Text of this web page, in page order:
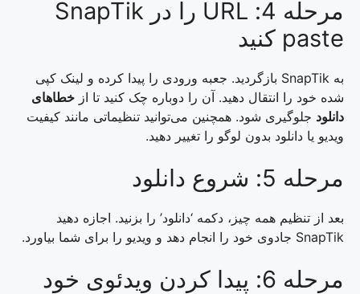
مرحله 4: URL را در SnapTik
paste کنید
به SnapTik بازگردید. جعبه ورودی را پیدا کرده و لینک کپی
شده خود را انتقال دهید. آن را دوباره چک کنید تا از خطاهای
دانلود جلوگیری شود. همچنین می‌توانید تنظیماتی مانند کیفیت
ویدیو یا دانلود بدون لوگو را تغییر دهید.
مرحله 5: شروع دانلود
بعد از تنظیم همه چیز، دکمه ‘دانلود’ را بزنید. اجازه دهید
SnapTik جادوی خود را انجام دهد و ویدیو را برای شما بیاورد.
مرحله 6: پیدا کردن ویدئوی خود